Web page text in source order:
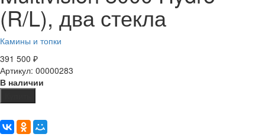
(R/L), два стекла
Камины и топки
391 500 ₽
Артикул: 00000283
В наличии